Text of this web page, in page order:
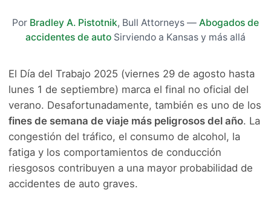
Por Bradley A. Pistotnik, Bull Attorneys — Abogados de
accidentes de auto Sirviendo a Kansas y más allá
El Día del Trabajo 2025 (viernes 29 de agosto hasta
lunes 1 de septiembre) marca el final no oficial del
verano. Desafortunadamente, también es uno de los
fines de semana de viaje más peligrosos del año. La
congestión del tráfico, el consumo de alcohol, la
fatiga y los comportamientos de conducción
riesgosos contribuyen a una mayor probabilidad de
accidentes de auto graves.